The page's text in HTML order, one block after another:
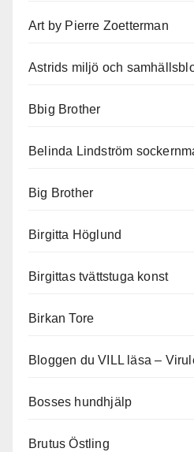
Art by Pierre Zoetterman
Astrids miljö och
Bbig Brother
Belinda Lindström
Big Brother
Birgitta Höglund
Birgittas tvättstuga konst
Birkan Tore
Bloggen du VILL läsa –
Bosses hundhjälp
Brutus Östling